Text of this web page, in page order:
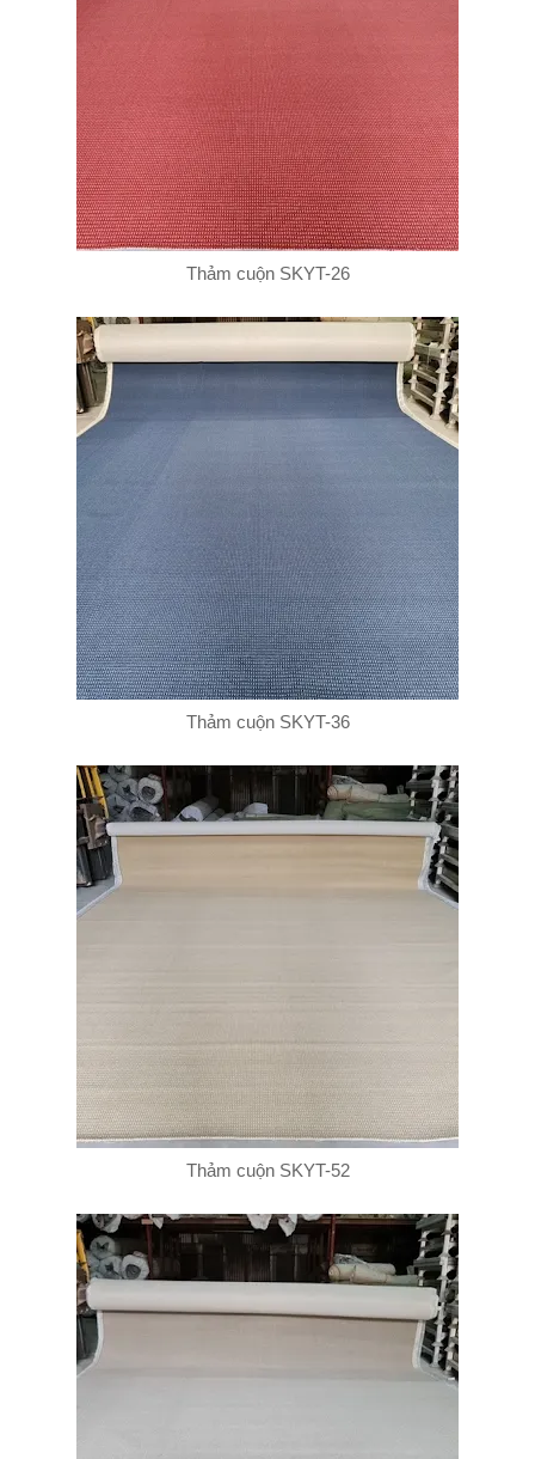
Thảm cuộn SKYT-26
Thảm cuộn SKYT-36
Thảm cuộn SKYT-52